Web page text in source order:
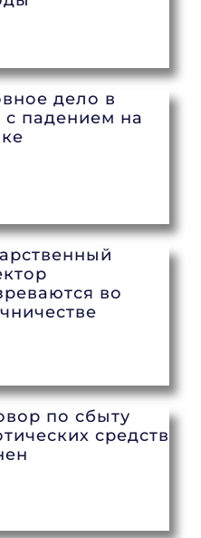
дело в
с падением на
во
по сбыту
средств